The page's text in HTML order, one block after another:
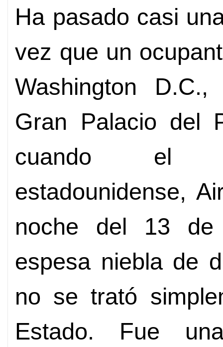
Ha pasado casi
vez que un
Washington
Gran Palacio del
cuando el
estadounidense,
noche del 13 de
espesa niebla de
no se trató
Estado. Fue